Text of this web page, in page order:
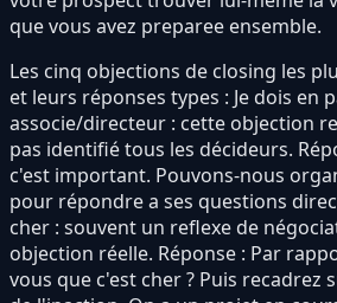
que vous avez preparee ensemble.
Les cinq objections de closing les
et leurs réponses types : Je dois en
associe/directeur : cette objection
pas identifié tous les décideurs.
c'est important. Pouvons-nous
pour répondre a ses questions
cher : souvent un reflexe de
objection réelle. Réponse : Par
vous que c'est cher ? Puis recadrez